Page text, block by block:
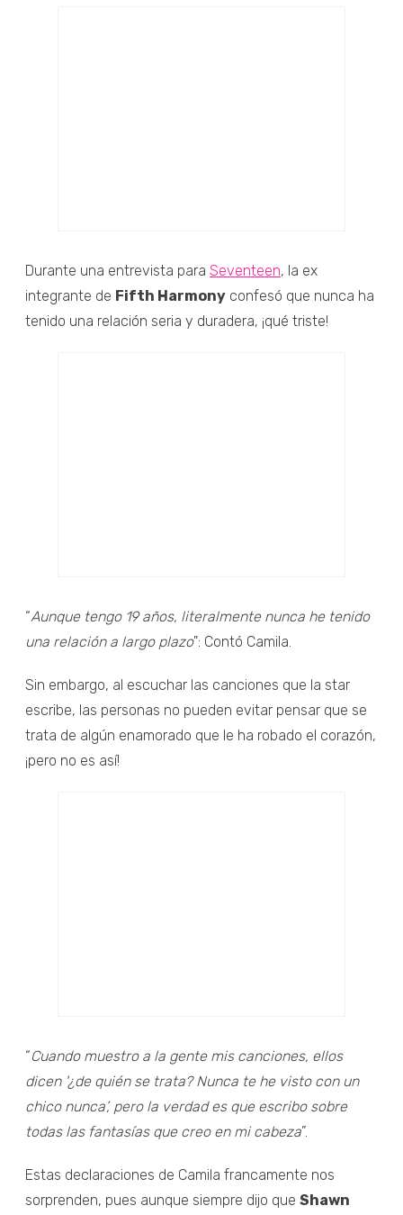
Durante una entrevista para Seventeen, la ex
integrante de Fifth Harmony confesó que nunca ha
tenido una relación seria y duradera, ¡qué triste!
“Aunque tengo 19 años, literalmente nunca he tenido
una relación a largo plazo": Contó Camila.
Sin embargo, al escuchar las canciones que la star
escribe, las personas no pueden evitar pensar que se
trata de algún enamorado que le ha robado el corazón,
¡pero no es así!
“Cuando muestro a la gente mis canciones, ellos
dicen '¿de quién se trata? Nunca te he visto con un
chico nunca’, pero la verdad es que escribo sobre
todas las fantasías que creo en mi cabeza”.
Estas declaraciones de Camila francamente nos
sorprenden, pues aunque siempre dijo que Shawn